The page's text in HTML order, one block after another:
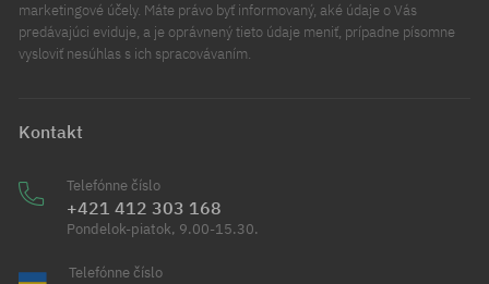
marketingové účely. Máte právo byť informovaný, aké údaje o Vás
predávajúci eviduje, a je oprávnený tieto údaje meniť, prípadne písomne
vysloviť nesúhlas s ich spracovávaním.
Kontakt
Telefónne číslo
+421 412 303 168
Pondelok-piatok, 9.00-15.30.
Telefónne číslo